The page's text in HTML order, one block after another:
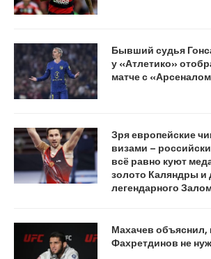
Бывший судья
у «Атлетико»
матче с
Зря европейские
визами –
всё равно куют
золото Каляндры и
легендарного
Махачев объяснил,
Фахретдинов не